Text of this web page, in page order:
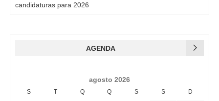
candidaturas para 2026
AGENDA
agosto 2026
S T Q Q S S D